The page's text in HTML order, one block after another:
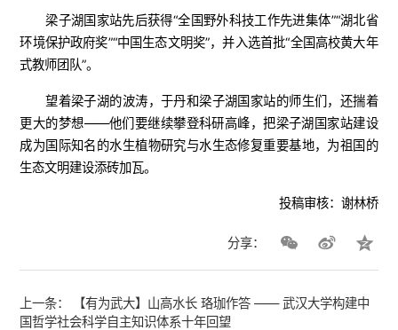
梁子湖国家站先后获得“全国野外科技工作先进集体”“湖北省
环境保护政府奖”“中国生态文明奖”，并入选首批“全国高校黄大年
式教师团队”。
望着梁子湖的波涛，于丹和梁子湖国家站的师生们，还揣着
更大的梦想——他们要继续攀登科研高峰，把梁子湖国家站建设
成为国际知名的水生植物研究与水生态修复重要基地，为祖国的
生态文明建设添砖加瓦。
投稿审核：谢林桥
分享：
上一条：
【有为武大】山高水长 珞珈作答 —— 武汉大学构建中
国哲学社会科学自主知识体系十年回望